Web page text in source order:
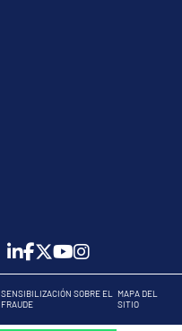
SENSIBILIZACIÓN SOBRE EL
FRAUDE
MAPA DEL
SITIO